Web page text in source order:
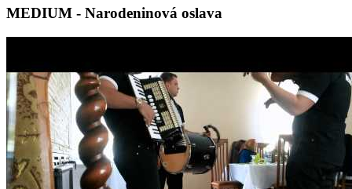
MEDIUM - Narodeninová oslava